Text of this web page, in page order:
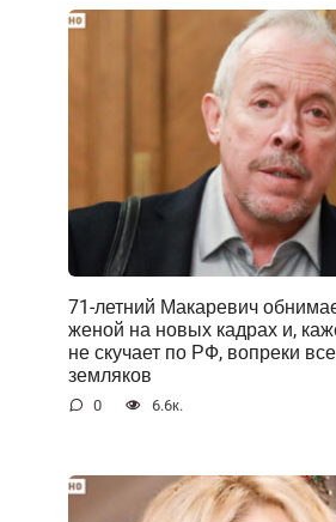
71-летний Макаревич
женой на новых кадрах и,
не скучает по РФ, вопреки
земляков
0 6.6к.